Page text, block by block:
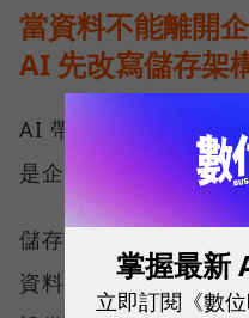
當資料不能離開
AI 先改寫儲存架
AI 帶來的第一個變化
是企業必須重新決定
儲存架構大致分為雲
資料安全的守護者，
掌握最新
立即訂閱《數